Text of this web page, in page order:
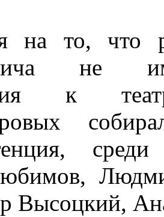
на то, что
не
к
Высоцкий,